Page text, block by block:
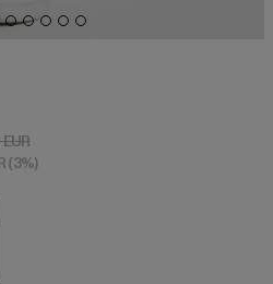
Aktionspreis: 49,99 EUR
(3%)